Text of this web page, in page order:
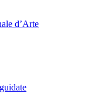
d’Arte